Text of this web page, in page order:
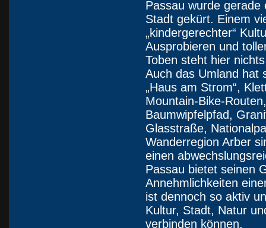
Passau wurde
Stadt gekürt. Einem
„kindergerechter“
Ausprobieren und
Toben steht hier
Auch das Umland hat
„Haus am Strom“,
Mountain-Bike-
Baumwipfelpfad,
Glasstraße,
Wanderregion Arber
einen
Passau bietet seinen
Annehmlichkeiten
ist dennoch so aktiv
Kultur, Stadt, Natur
verbinden können.